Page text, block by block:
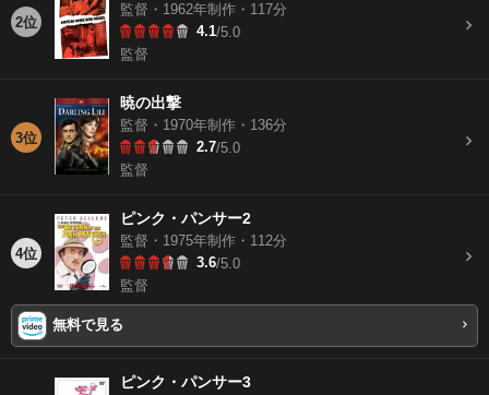
2位
監督・1962年制作・117分
4.1/5.0
監督
3位
暁の出撃
監督・1970年制作・136分
2.7/5.0
監督
4位
ピンク・パンサー2
監督・1975年制作・112分
3.6/5.0
監督
無料で見る
ピンク・パンサー3